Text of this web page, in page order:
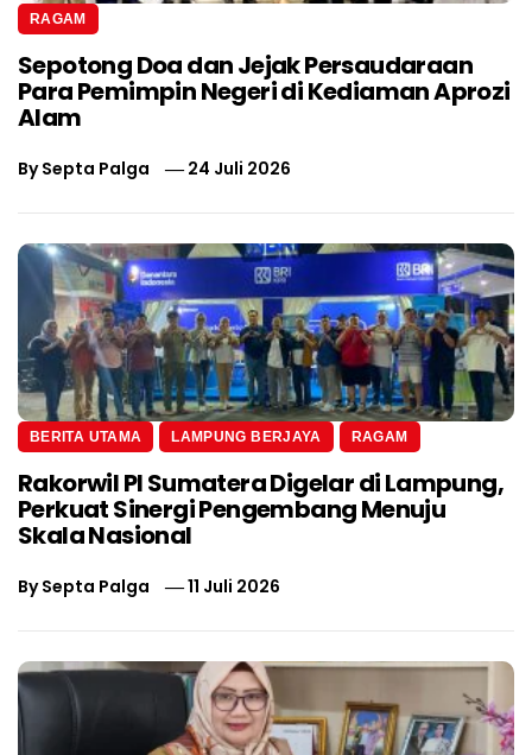
RAGAM
Sepotong Doa dan Jejak Persaudaraan
Para Pemimpin Negeri di Kediaman Aprozi
Alam
BySepta Palga 24 Juli 2026
BERITA UTAMA LAMPUNG BERJAYA RAGAM
Rakorwil PI Sumatera Digelar di Lampung,
Perkuat Sinergi Pengembang Menuju
Skala Nasional
BySepta Palga 11 Juli 2026